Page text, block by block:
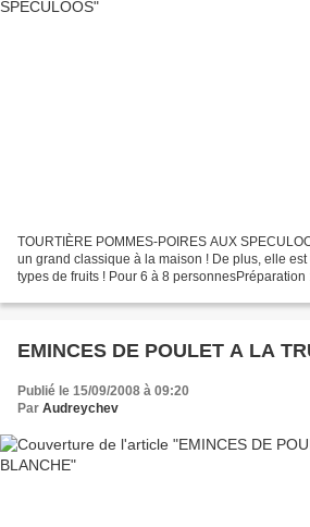
TOURTIÈRE POMMES-POIRES AUX
un grand classique à la maison ! De plus, elle
types de fruits ! Pour 6 à 8
EMINCES DE POULET A LA
Publié le 15/09/2008 à 09:20
Par Audreychev